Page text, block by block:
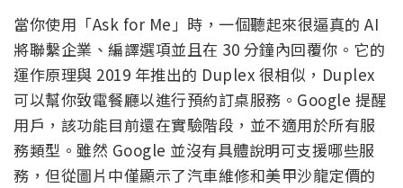
當你使用「Ask for Me」時，一個聽起來很逼真的 AI
將聯繫企業、編譯選項並且在 30 分鐘內回覆你。它的
運作原理與 2019 年推出的 Duplex 很相似，Duplex
可以幫你致電餐廳以進行預約訂桌服務。Google 提醒
用戶，該功能目前還在實驗階段，並不適用於所有服
務類型。雖然 Google 並沒有具體說明可支援哪些服
務，但從圖片中僅顯示了汽車維修和美甲沙龍定價的